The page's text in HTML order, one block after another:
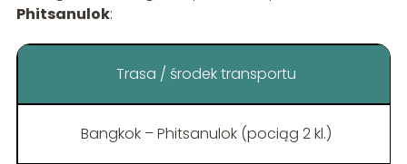
Phitsanulok:
Trasa / środek transportu
Bangkok – Phitsanulok (pociąg 2 kl.)